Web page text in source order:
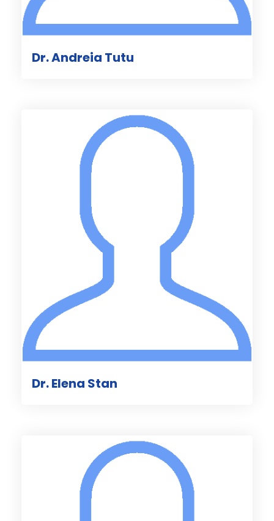
Dr. Andreia Tutu
Dr. Elena Stan